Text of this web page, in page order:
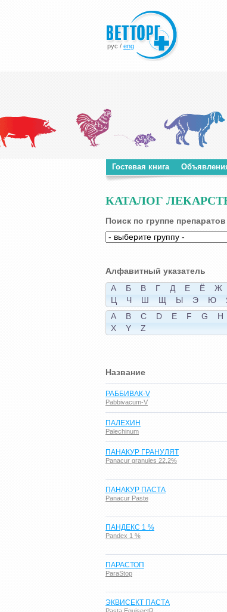
рус / eng
Гостевая книга
КАТАЛОГ
Поиск по группе препаратов
Алфавитный указатель
А
Б В Г Д Е Ё Ж
Ц
Ч Ш Щ Ы Э Ю
A
B C D E F G H
X
Y Z
Название
РАББИВАК-V
Pabbivacum-V
ПАЛЕХИН
Palechinum
ПАНАКУР ГРАНУЛЯТ
Panacur granules 22,2%
ПАНАКУР ПАСТА
Panacur Paste
ПАНДЕКС 1 %
Pandex 1 %
ПАРАСТОП
ParaStop
ЭКВИСЕКТ ПАСТА